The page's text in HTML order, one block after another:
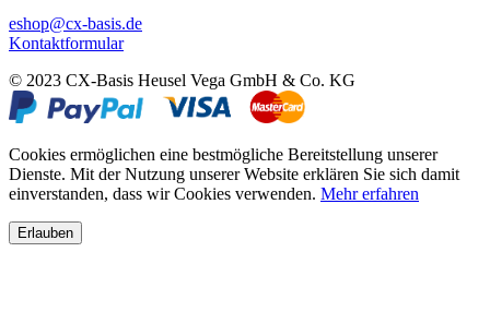
eshop@cx-basis.de
Kontaktformular
© 2023 CX-Basis Heusel Vega GmbH & Co. KG
Cookies ermöglichen eine bestmögliche Bereitstellung unserer
Dienste. Mit der Nutzung unserer Website erklären Sie sich damit
einverstanden, dass wir Cookies verwenden. Mehr erfahren
Erlauben